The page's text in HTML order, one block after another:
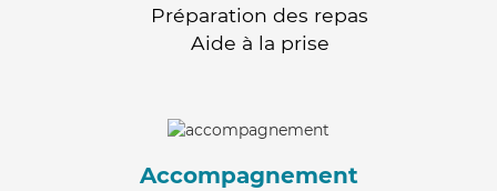
Préparation des repas
Aide à la prise
Accompagnement